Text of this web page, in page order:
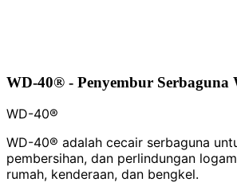
WD-40® - Penyembur Serbaguna
WD-40®
WD-40® adalah cecair serbaguna
pembersihan, dan perlindungan
rumah, kenderaan, dan bengkel.